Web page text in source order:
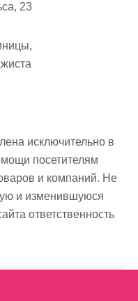
23
исключительно в
посетителям
и компаний. Не
и изменившуюся
ответственность